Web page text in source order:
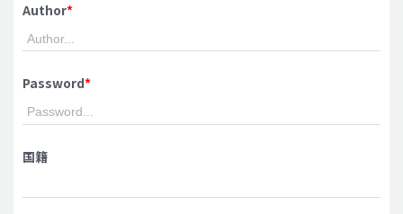
病院紹介
安全整形
ご相談のお問い合わせ
Author*
Password*
国籍